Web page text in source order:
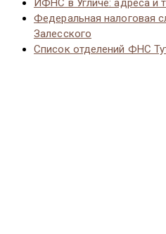
ИФНС в Угличе: адреса и
Федеральная налоговая
Залесского
Список отделений ФНС